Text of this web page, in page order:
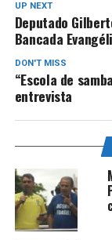
UP NEXT
Deputado
Bancada
DON'T MISS
“Escola de
entrevista